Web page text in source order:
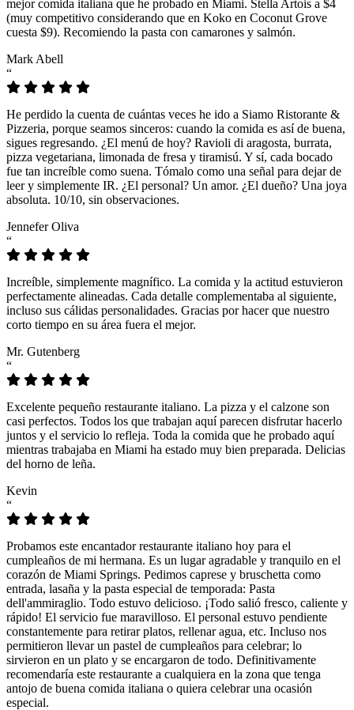
mejor comida italiana que he probado en Miami. Stella Artois a $4
(muy competitivo considerando que en Koko en Coconut Grove
cuesta $9). Recomiendo la pasta con camarones y salmón.
Mark Abell
“
He perdido la cuenta de cuántas veces he ido a Siamo Ristorante &
Pizzeria, porque seamos sinceros: cuando la comida es así de buena,
sigues regresando. ¿El menú de hoy? Ravioli di aragosta, burrata,
pizza vegetariana, limonada de fresa y tiramisú. Y sí, cada bocado
fue tan increíble como suena. Tómalo como una señal para dejar de
leer y simplemente IR. ¿El personal? Un amor. ¿El dueño? Una joya
absoluta. 10/10, sin observaciones.
Jennefer Oliva
“
Increíble, simplemente magnífico. La comida y la actitud estuvieron
perfectamente alineadas. Cada detalle complementaba al siguiente,
incluso sus cálidas personalidades. Gracias por hacer que nuestro
corto tiempo en su área fuera el mejor.
Mr. Gutenberg
“
Excelente pequeño restaurante italiano. La pizza y el calzone son
casi perfectos. Todos los que trabajan aquí parecen disfrutar hacerlo
juntos y el servicio lo refleja. Toda la comida que he probado aquí
mientras trabajaba en Miami ha estado muy bien preparada. Delicias
del horno de leña.
Kevin
“
Probamos este encantador restaurante italiano hoy para el
cumpleaños de mi hermana. Es un lugar agradable y tranquilo en el
corazón de Miami Springs. Pedimos caprese y bruschetta como
entrada, lasaña y la pasta especial de temporada: Pasta
dell'ammiraglio. Todo estuvo delicioso. ¡Todo salió fresco, caliente y
rápido! El servicio fue maravilloso. El personal estuvo pendiente
constantemente para retirar platos, rellenar agua, etc. Incluso nos
permitieron llevar un pastel de cumpleaños para celebrar; lo
sirvieron en un plato y se encargaron de todo. Definitivamente
recomendaría este restaurante a cualquiera en la zona que tenga
antojo de buena comida italiana o quiera celebrar una ocasión
especial.